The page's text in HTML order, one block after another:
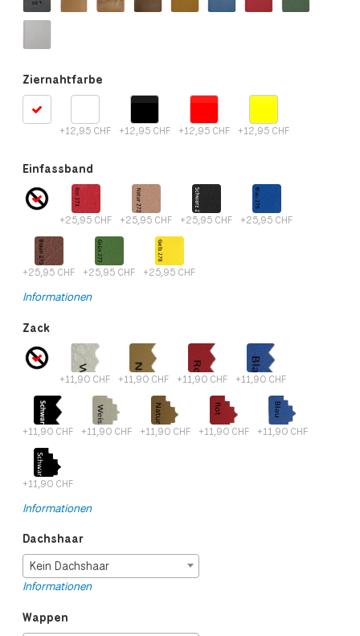
Ziernahtfarbe
+12,95 CHF +12,95 CHF +12,95 CHF +12,95 CHF
Einfassband
+25,95 CHF +25,95 CHF +25,95 CHF +25,95 CHF
+25,95 CHF +25,95 CHF +25,95 CHF
Informationen
Zack
+11,90 CHF +11,90 CHF +11,90 CHF +11,90 CHF
+11,90 CHF +11,90 CHF +11,90 CHF +11,90 CHF +11,90 CHF
+11,90 CHF
Informationen
Dachshaar
Kein Dachshaar
Informationen
Wappen